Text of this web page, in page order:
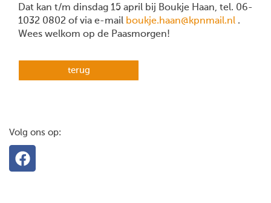
Dat kan t/m dinsdag 15 april bij Boukje Haan, tel. 06-
1032 0802 of via e-mail boukje.haan@kpnmail.nl .
Wees welkom op de Paasmorgen!
terug
Volg ons op: